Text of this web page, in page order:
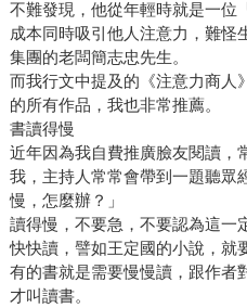
不難發現，他從年輕時就是一位
成本同時吸引他人注意力，難怪
集團的老闆簡志忠先生。
而我行文中提及的《注意力商人
的所有作品，我也非常推薦。
書讀得慢
近年因為我自費推廣臉友閱讀，
我，主持人常常會帶到一題聽眾
慢，怎麼辦？」
讀得慢，不要急，不要認為這一
快快讀，譬如王定國的小說，就
有的書就是需要慢慢讀，跟作者
才叫讀書。